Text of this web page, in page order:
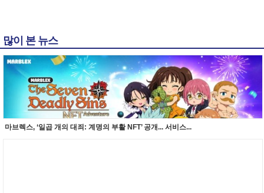
많이 본 뉴스
마브렉스, ‘일곱 개의 대죄: 계명의 부활 NFT’ 공개... 서비스...